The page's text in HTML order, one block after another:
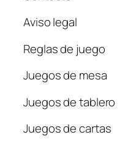
Aviso legal
Reglas de juego
Juegos de mesa
Juegos de tablero
Juegos de cartas